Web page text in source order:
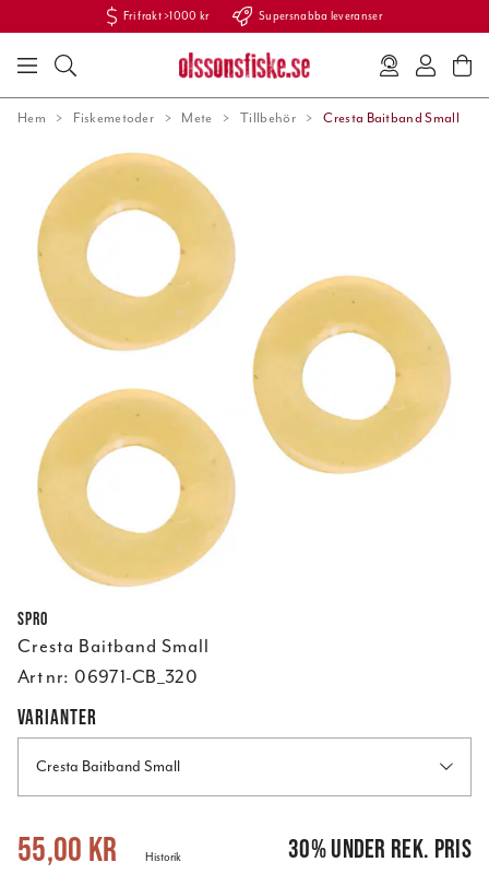
Fri frakt >1000 kr Supersnabba leveranser
Hem Fiskemetoder Mete Tillbehör Cresta Baitband Small
Spro
Cresta Baitband Small
Art nr: 06971-CB_320
VARIANTER
Cresta Baitband Small
Nuvarande pris: 79,00 kr
55,00 kr Historik 30%under rek. pris